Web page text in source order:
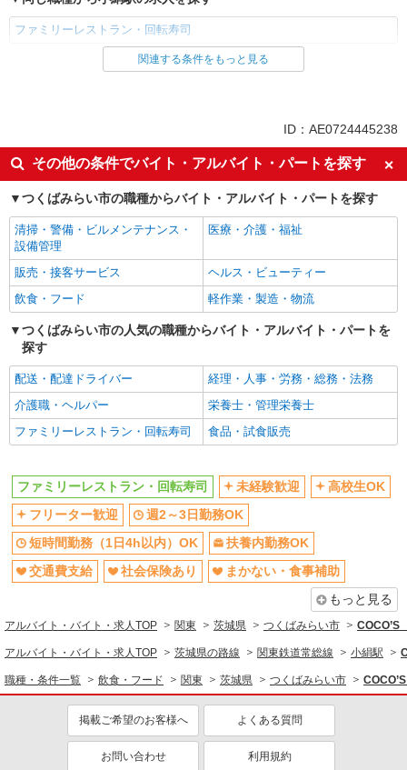
ファミリーレストラン・回転寿司
同じ雇用形態から小絹駅の求人を探す
未経験歓迎
高校生OK
フリーター歓迎
週2～3日勤務OK
短時間勤務（1日4h以内）OK
扶養内勤務OK
交通費支給
社会保険あり
まかない・食事補助
社員登用あり
同じ職種から求人を探す
飲食・フード
同じ特徴から求人を探す
未経験歓迎
高校生OK
週2～3日勤務OK
短時間勤務（1日4h以内）OK
扶養内勤務OK
交通費支給
社員登用あり
関連する条件をもっと見る
ID：AE0724445238
その他の条件でバイト・アルバイト・パートを探す
つくばみらい市の職種からバイト・アルバイト・パートを探す
清掃・警備・ビルメンテナンス・
設備管理
医療・介護・福祉
販売・接客サービス
ヘルス・ビューティー
飲食・フード
軽作業・製造・物流
つくばみらい市の人気の職種からバイト・アルバイト・パートを
探す
配送・配達ドライバー
経理・人事・労務・総務・法務
介護職・ヘルパー
栄養士・管理栄養士
ファミリーレストラン・回転寿司
食品・試食販売
ファミリーレストラン・回転寿司 未経験歓迎
高校生OK
フリーター歓迎
週2～3日勤務OK
短時間勤務（1日4h以内）OK
扶養内勤務OK
交通費支給
社会保険あり
まかない・食事補助
もっと見る
アルバイト・バイト・求人TOP 関東 茨城県 つくばみらい市
アルバイト・バイト・求人TOP 茨城県の路線 関東鉄道常総線 小絹駅
職種・条件一覧 飲食・フード 関東 茨城県 つくばみらい市
掲載ご希望のお客様へ よくある質問
お問い合わせ 利用規約